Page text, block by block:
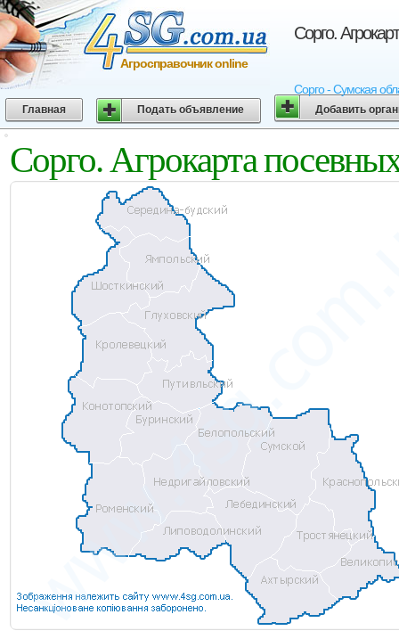
Сорго.
Сорго - Сумская
Агросправочник online
Главная Подать объявление Добавить
Сорго. Агрокарта